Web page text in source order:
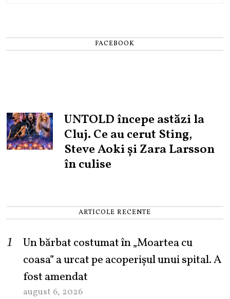
FACEBOOK
UNTOLD începe astăzi la
Cluj. Ce au cerut Sting,
Steve Aoki și Zara Larsson
în culise
ARTICOLE RECENTE
Un bărbat costumat în „Moartea cu
coasa” a urcat pe acoperișul unui spital. A
fost amendat
august 6, 2026